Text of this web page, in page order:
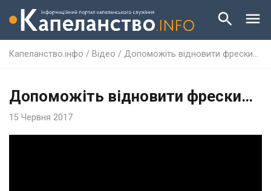
Капеланство.інфо / Відео / Допоможіть відновити фрески…
Допоможіть відновити фрески…
15 Червня 2017